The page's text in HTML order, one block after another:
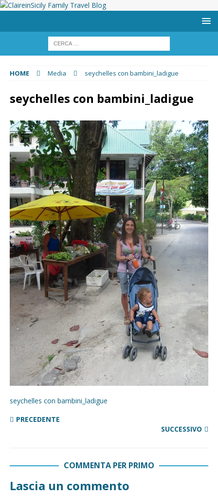
HOME Media seychelles con bambini_ladigue
seychelles con bambini_ladigue
seychelles con bambini_ladigue
PRECEDENTE
SUCCESSIVO
COMMENTA PER PRIMO
Lascia un commento